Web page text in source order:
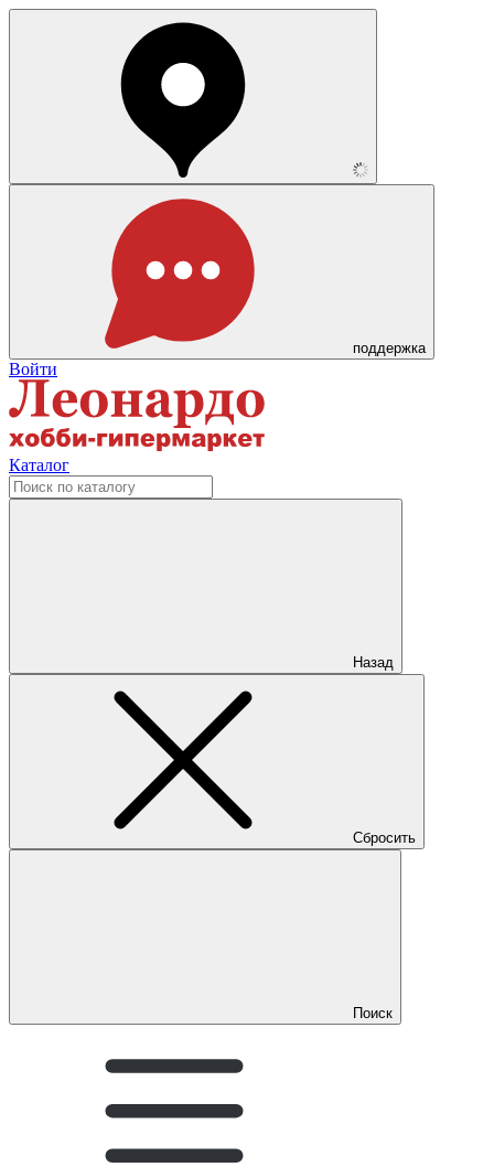
поддержка
Войти
Каталог
Назад
Сбросить
Поиск